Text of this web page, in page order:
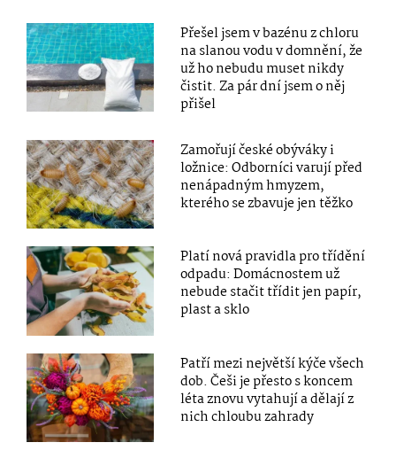
Přešel jsem v bazénu z chloru
na slanou vodu v domnění, že
už ho nebudu muset nikdy
čistit. Za pár dní jsem o něj
přišel
Zamořují české obýváky i
ložnice: Odborníci varují před
nenápadným hmyzem,
kterého se zbavuje jen těžko
Platí nová pravidla pro třídění
odpadu: Domácnostem už
nebude stačit třídit jen papír,
plast a sklo
Patří mezi největší kýče všech
dob. Češi je přesto s koncem
léta znovu vytahují a dělají z
nich chloubu zahrady